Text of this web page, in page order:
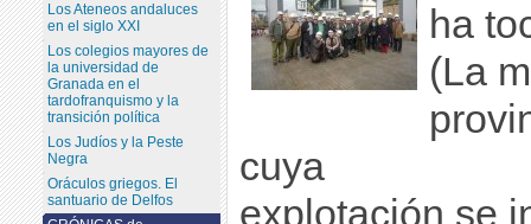
ha
(La
cuya
explotación se
Los Ateneos andaluces
en el siglo XXI
Los colegios mayores de
la universidad de
Granada en el
tardofranquismo y la
transición política
Los Judíos y la Peste
Negra
Oráculos griegos. El
santuario de Delfos